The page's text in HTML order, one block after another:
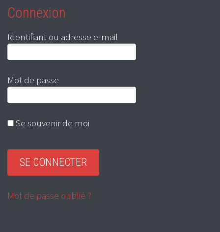
Connexion
Identifiant ou adresse e-mail
Mot de passe
Se souvenir de moi
Mot de passe oublié ?